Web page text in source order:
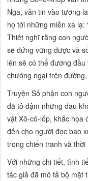
Nga, vẫn tin vào tương
họ tới những miền xa lạ:
Thiết nghĩ rằng con
sẽ đứng vững được và
lên sẽ có thể đương
chướng ngại trên
TruyệnSố phận con
đã tô đậm những đau
vật Xô-cô-lốp, khắc họa
đến cho người đọc bao
trong chiến tranh và thời
Với những chi tiết, tình
tác giả đã mô tả bộ mặt